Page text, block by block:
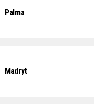
Palma
Madryt